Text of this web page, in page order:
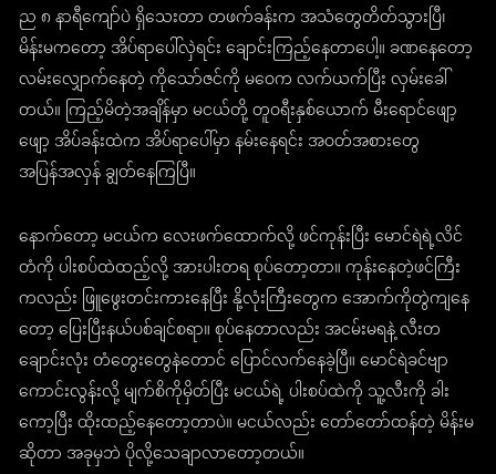
ည ၈ နာရီကျော်ပဲ ရှိသေးတာ တဖက်ခန်းက အသံတွေတိတ်သွားပြီ၊
မိန်းမကတော့ အိပ်ရာပေါ်လှဲရင်း ချောင်းကြည့်နေတာပေါ့။ ခဏနေတော့
လမ်းလျှောက်နေတဲ့ ကိုသော်ဇင်ကို မဝေက လက်ယက်ပြီး လှမ်းခေါ်
တယ်။ ကြည့်မိတဲ့အချိန်မှာ မငယ်တို့ တူဝရီးနှစ်ယောက် မီးရောင်ဖျော့
ဖျော့ အိပ်ခန်းထဲက အိပ်ရာပေါ်မှာ နမ်းနေရင်း အဝတ်အစားတွေ
အပြန်အလှန် ချွတ်နေကြပြီ။
နောက်တော့ မငယ်က လေးဖက်ထောက်လို့ ဖင်ကုန်းပြီး မောင်ရဲရဲ့လိင်
တံကို ပါးစပ်ထဲထည့်လို့ အားပါးတရ စုပ်တော့တာ။ ကုန်းနေတဲ့ဖင်ကြီး
ကလည်း ဖြူဖွေးတင်းကားနေပြီး နို့လုံးကြီးတွေက အောက်ကိုတွဲကျနေ
တော့ ပြေးပြီးနယ်ပစ်ချင်စရာ။ စုပ်နေတာလည်း အငမ်းမရနဲ့ လီးတ
ချောင်းလုံး တံတွေးတွေနဲတောင် ပြောင်လက်နေခဲ့ပြီ။ မောင်ရဲခင်ဗျာ
ကောင်းလွန်းလို့ မျက်စိကိုမှိတ်ပြီး မငယ်ရဲ့ ပါးစပ်ထဲကို သူ့လီးကို ခါး
ကော့ပြီး ထိုးထည့်နေတော့တာပဲ။ မငယ်လည်း တော်တော်ထန်တဲ့ မိန်းမ
ဆိုတာ အခုမှဘဲ ပိုလို့သေချာလာတော့တယ်။